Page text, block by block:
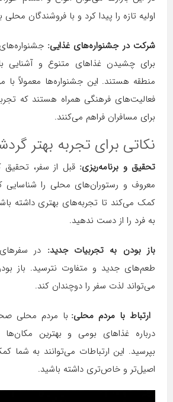
اولیه تازه را پیدا کرد و با فروشندگان
شرکت در جشنواره‌های غذایی:
برای چشیدن غذاهای متنوع و آشنایی
منطقه هستند. این جشنواره‌ها معمولاً
فعالیت‌های فرهنگی همراه هستند که
برای مسافران فراهم می‌کنند.
نکاتی برای تجربه بهتر
تحقیق و برنامه‌ریزی: قبل از سفر، تحقیق
معروف و رستوران‌های محلی را شناسایی
کمک می‌کند تا تجربه‌های بهتری داشته
به فرد را از دست ندهید.
باز بودن به تجربیات جدید: در
طعم‌های جدید و متفاوت نترسید. باز
می‌تواند لذت سفر را دوچندان کند.
ارتباط با مردم محلی: با مردم محلی
درباره غذاهای بومی و بهترین
بپرسید. این ارتباطات می‌توانند به شما
اصیل‌تر و خاص‌تری داشته باشید.